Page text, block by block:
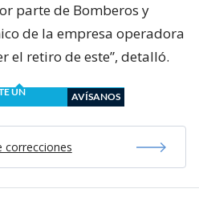
parte de Bomberos y
de la empresa operadora
el retiro de este”, detalló.
UN
AVÍSANOS
correcciones